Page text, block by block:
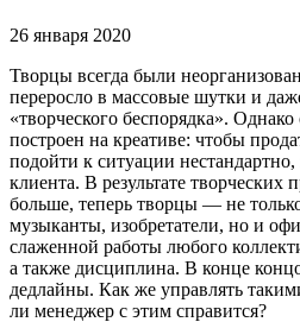
26 января 2020
Творцы всегда были
переросло в массовые шутки и
«творческого беспорядка».
построен на креативе: чтобы
подойти к ситуации нестандартно,
клиента. В результате творческих
больше, теперь творцы — не
музыканты, изобретатели, но и
слаженной работы любого
а также дисциплина. В конце
дедлайны. Как же управлять
ли менеджер с этим справится?